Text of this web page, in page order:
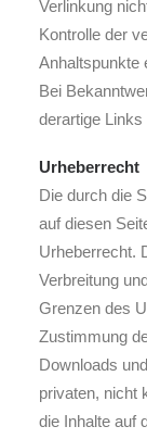
Verlinkung
Kontrolle der
Anhaltspunkte
Bei
derartige Links
Urheberrecht
Die durch die
auf diesen
Urheberrecht.
Verbreitung
Grenzen des
Zustimmung
Downloads
privaten, nicht
die Inhalte auf